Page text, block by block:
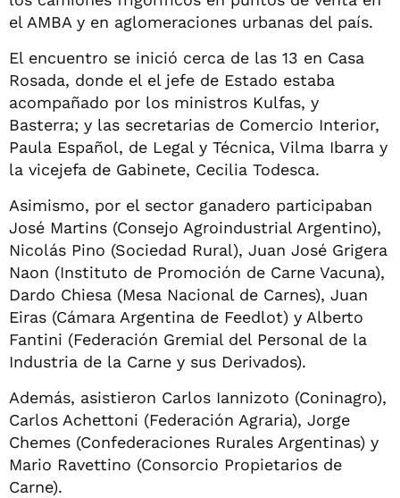
el AMBA y en aglomeraciones urbanas del país.
El encuentro se inició cerca de las 13 en Casa
Rosada, donde el el jefe de Estado estaba
acompañado por los ministros Kulfas, y
Basterra; y las secretarias de Comercio Interior,
Paula Español, de Legal y Técnica, Vilma Ibarra y
la vicejefa de Gabinete, Cecilia Todesca.
Asimismo, por el sector ganadero participaban
José Martins (Consejo Agroindustrial Argentino),
Nicolás Pino (Sociedad Rural), Juan José Grigera
Naon (Instituto de Promoción de Carne Vacuna),
Dardo Chiesa (Mesa Nacional de Carnes), Juan
Eiras (Cámara Argentina de Feedlot) y Alberto
Fantini (Federación Gremial del Personal de la
Industria de la Carne y sus Derivados).
Además, asistieron Carlos Iannizoto (Coninagro),
Carlos Achettoni (Federación Agraria), Jorge
Chemes (Confederaciones Rurales Argentinas) y
Mario Ravettino (Consorcio Propietarios de
Carne).